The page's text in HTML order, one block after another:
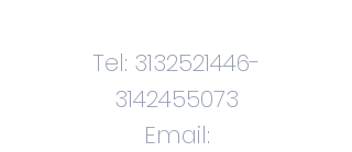
Tel: 3132521446-
3142455073
Email: